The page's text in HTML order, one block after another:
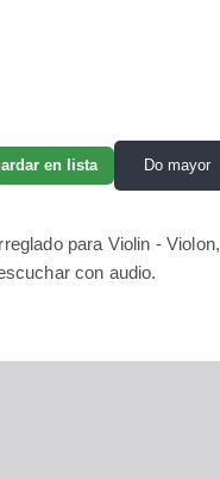
en lista Do mayor
para Violin - Violon,
con audio.